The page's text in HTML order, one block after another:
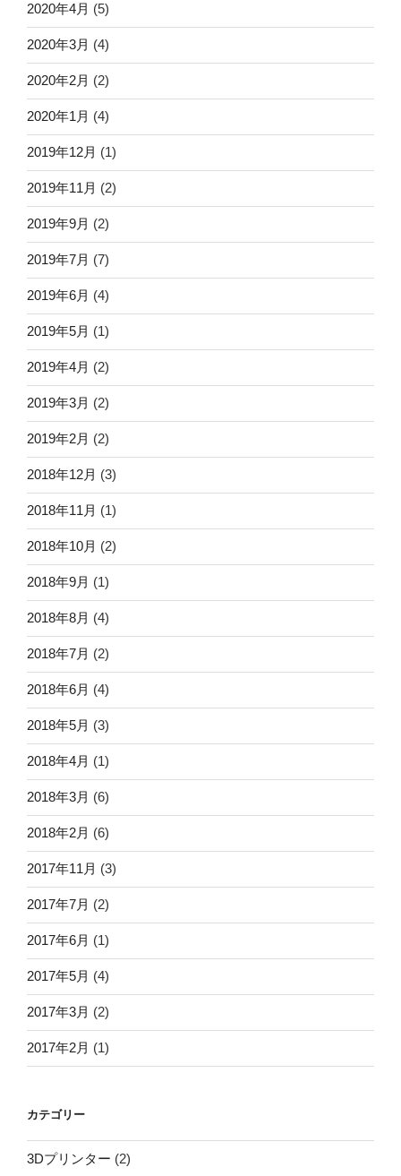
2020年4月 (5)
2020年3月 (4)
2020年2月 (2)
2020年1月 (4)
2019年12月 (1)
2019年11月 (2)
2019年9月 (2)
2019年7月 (7)
2019年6月 (4)
2019年5月 (1)
2019年4月 (2)
2019年3月 (2)
2019年2月 (2)
2018年12月 (3)
2018年11月 (1)
2018年10月 (2)
2018年9月 (1)
2018年8月 (4)
2018年7月 (2)
2018年6月 (4)
2018年5月 (3)
2018年4月 (1)
2018年3月 (6)
2018年2月 (6)
2017年11月 (3)
2017年7月 (2)
2017年6月 (1)
2017年5月 (4)
2017年3月 (2)
2017年2月 (1)
カテゴリー
3Dプリンター (2)